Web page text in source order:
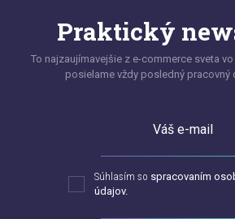
Praktický
To najzaujímavejšie z e-commerce sveta
posielame vždy posledný pracovný
Váš e-mail
Súhlasím so spracovaním
údajov.